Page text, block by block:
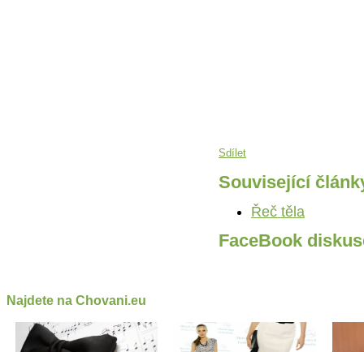
Sdílet
Související
Řeč těla
FaceBook
Najdete na Chovani.eu